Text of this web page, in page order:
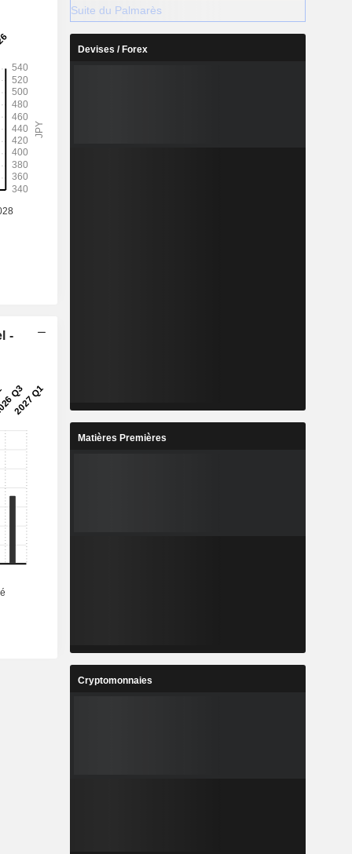
-
Suite du Palmarès
Devises / Forex
Matières Premières
Cryptomonnaies